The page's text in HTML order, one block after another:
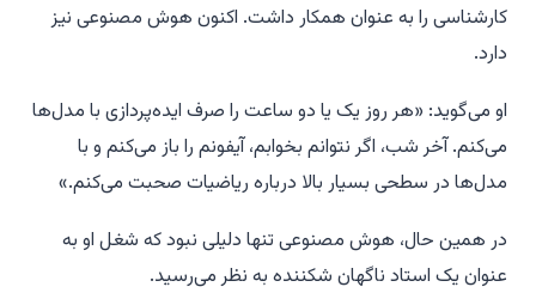
کارشناسی را به عنوان همکار داشت. اکنون هوش مصنوعی نیز
دارد.
او می‌گوید: «هر روز یک یا دو ساعت را صرف ایده‌پردازی با مدل‌ها
می‌کنم. آخر شب، اگر نتوانم بخوابم، آیفونم را باز می‌کنم و با
مدل‌ها در سطحی بسیار بالا درباره ریاضیات صحبت می‌کنم.»
در همین حال، هوش مصنوعی تنها دلیلی نبود که شغل او به
عنوان یک استاد ناگهان شکننده به نظر می‌رسید.